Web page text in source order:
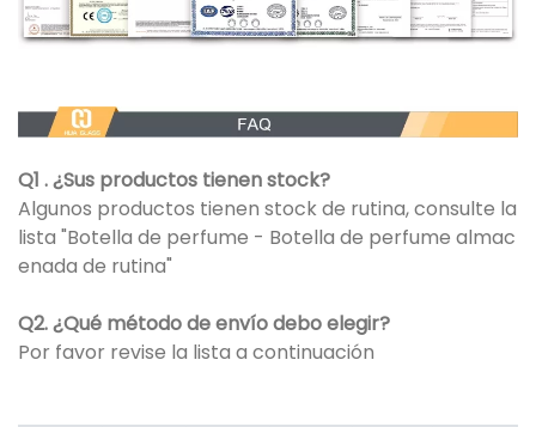
Q1 . ¿Sus productos tienen stock?
Algunos productos tienen stock de rutina, consulte la
lista "Botella de perfume - Botella de perfume almac
enada de rutina"
Q2. ¿Qué método de envío debo elegir?
Por favor revise la lista a continuación